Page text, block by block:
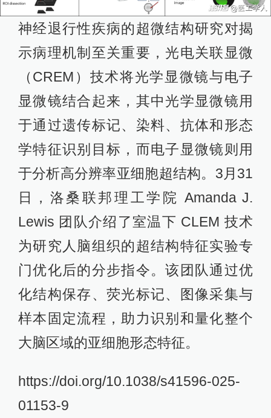
神经退行性疾病的超微结构研究对揭
示病理机制至关重要，光电关联显微
（CREM）技术将光学显微镜与电子
显微镜结合起来，其中光学显微镜用
于通过遗传标记、染料、抗体和形态
学特征识别目标，而电子显微镜则用
于分析高分辨率亚细胞超结构。3月31
日，洛桑联邦理工学院 Amanda J.
Lewis 团队介绍了室温下 CLEM 技术
为研究人脑组织的超结构特征实验专
门优化后的分步指令。该团队通过优
化结构保存、荧光标记、图像采集与
样本固定流程，助力识别和量化整个
大脑区域的亚细胞形态特征。
https://doi.org/10.1038/s41596-025-
01153-9